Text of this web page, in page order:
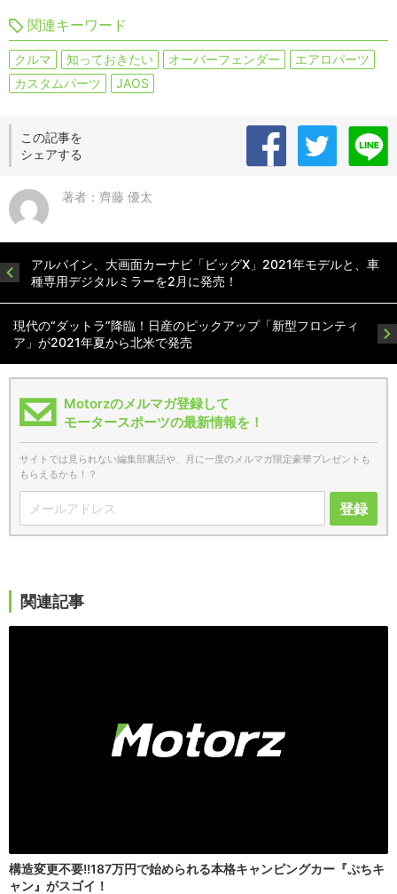
関連キーワード
クルマ 知っておきたい オーバーフェンダー
エアロパーツ
カスタムパーツ
JAOS
この記事を
シェアする
著者：齊藤 優太
アルパイン、大画面カーナビ「ビッグX」2021年モデルと、車
種専用デジタルミラーを2月に発売！
現代の“ダットラ”降臨！日産のピックアップ「新型フロンティ
ア」が2021年夏から北米で発売
Motorzのメルマガ登録して
モータースポーツの最新情報を！
サイトでは見られない編集部裏話や、月に一度のメルマガ限定豪華プレゼントも
もらえるかも！？
登録
関連記事
構造変更不要!!187万円で始められる本格キャンピングカー『ぷちキ
ャン』がスゴイ！